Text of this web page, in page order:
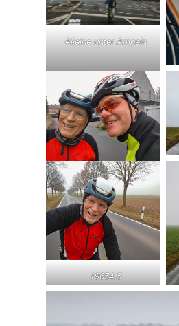
Alleine unter Ampeln
19654.5